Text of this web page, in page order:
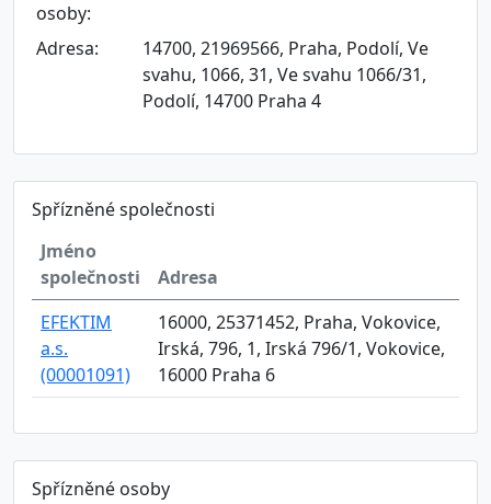
osoby:
Adresa:
14700, 21969566, Praha, Podolí, Ve
svahu, 1066, 31, Ve svahu 1066/31,
Podolí, 14700 Praha 4
Spřízněné společnosti
Jméno
společnosti
Adresa
EFEKTIM
a.s.
(00001091)
16000, 25371452, Praha, Vokovice,
Irská, 796, 1, Irská 796/1, Vokovice,
16000 Praha 6
Spřízněné osoby